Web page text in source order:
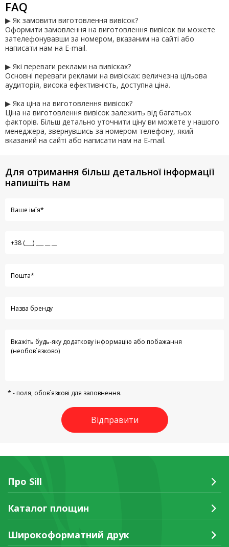
FAQ
▶ Як замовити виготовлення вивісок?
Оформити замовлення на виготовлення вивісок ви можете
зателефонувавши за номером, вказаним на сайті або
написати нам на E-mail.
▶ Які переваги реклами на вивісках?
Основні переваги реклами на вивісках: величезна цільова
аудиторія, висока ефективність, доступна ціна.
▶ Яка ціна на виготовлення вивісок?
Ціна на виготовлення вивісок залежить від багатьох
факторів. Більш детально уточнити ціну ви можете у нашого
менеджера, звернувшись за номером телефону, який
вказаний на сайті або написати нам на E-mail.
Для отримання більш детальної інформації
напишіть нам
* - поля, обов`язкові для заповнення.
Відправити
Про Sill
Каталог площин
Широкоформатний друк